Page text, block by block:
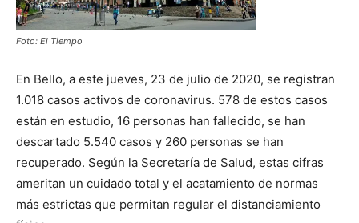
Foto: El Tiempo
En Bello, a este jueves, 23 de julio de 2020, se registran
1.018 casos activos de coronavirus. 578 de estos casos
están en estudio, 16 personas han fallecido, se han
descartado 5.540 casos y 260 personas se han
recuperado. Según la Secretaría de Salud, estas cifras
ameritan un cuidado total y el acatamiento de normas
más estrictas que permitan regular el distanciamiento